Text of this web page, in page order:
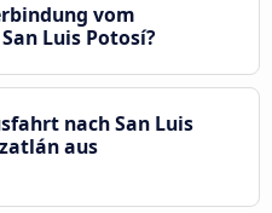
vom
Luis Potosí?
nach San Luis
aus